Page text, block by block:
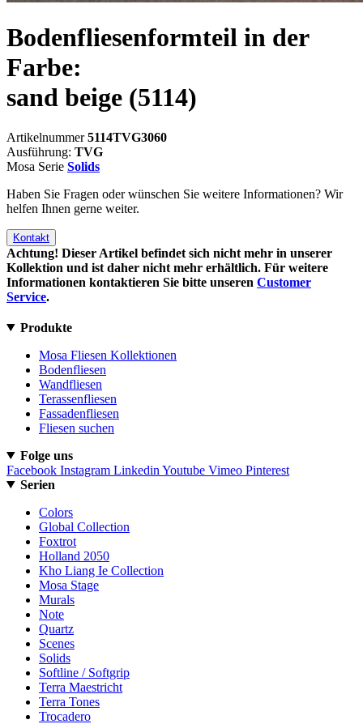
Bodenfliesenformteil in der
Farbe:
sand beige (5114)
Artikelnummer5114TVG3060
Ausführung: TVG
Mosa Serie Solids
Haben Sie Fragen oder wünschen Sie weitere Informationen? Wir
helfen Ihnen gerne weiter.
Kontakt
Achtung! Dieser Artikel befindet sich nicht mehr in unserer
Kollektion und ist daher nicht mehr erhältlich. Für weitere
Informationen kontaktieren Sie bitte unseren Customer
Service.
Produkte
Mosa Fliesen Kollektionen
Bodenfliesen
Wandfliesen
Terassenfliesen
Fassadenfliesen
Fliesen suchen
Folge uns
Facebook Instagram Linkedin Youtube Vimeo Pinterest
Serien
Colors
Global Collection
Foxtrot
Holland 2050
Kho Liang Ie Collection
Mosa Stage
Murals
Note
Quartz
Scenes
Solids
Softline / Softgrip
Terra Maestricht
Terra Tones
Trocadero